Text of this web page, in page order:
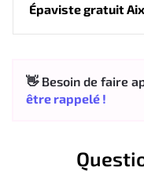
Épaviste gratuit
👋 Besoin de faire
être rappelé !